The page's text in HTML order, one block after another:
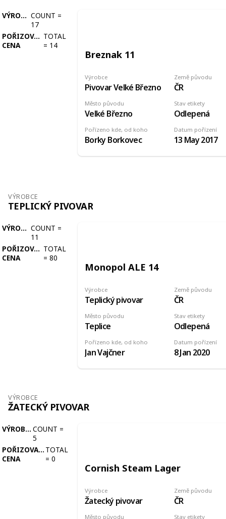
VÝROBCE COUNT =
17
POŘIZOVACÍ
CENA
TOTAL
= 14
Breznak 11
Výrobce
Pivovar Velké Březno
Země původu
ČR
Pořízeno kde, od koho
Borky Borkovec
Stav etikety
Odlepená
Datum pořízení
13 May 2017
Město původu
Velké Březno
VÝROBCE
TEPLICKÝ PIVOVAR
VÝROBCE COUNT =
11
POŘIZOVACÍ
CENA
TOTAL
=80
Monopol ALE 14
Výrobce
Teplický pivovar
Země původu
ČR
Pořízeno kde, od koho
Jan Vajčner
Stav etikety
Odlepená
Datum pořízení
8 Jan 2020
Město původu
Teplice
VÝROBCE
ŽATECKÝ PIVOVAR
VÝROBCE COUNT =
5
POŘIZOVACÍ
CENA
TOTAL
= 0
Cornish Steam Lager
Výrobce
Žatecký pivovar
Země původu
ČR
Stav etikety
Město původu